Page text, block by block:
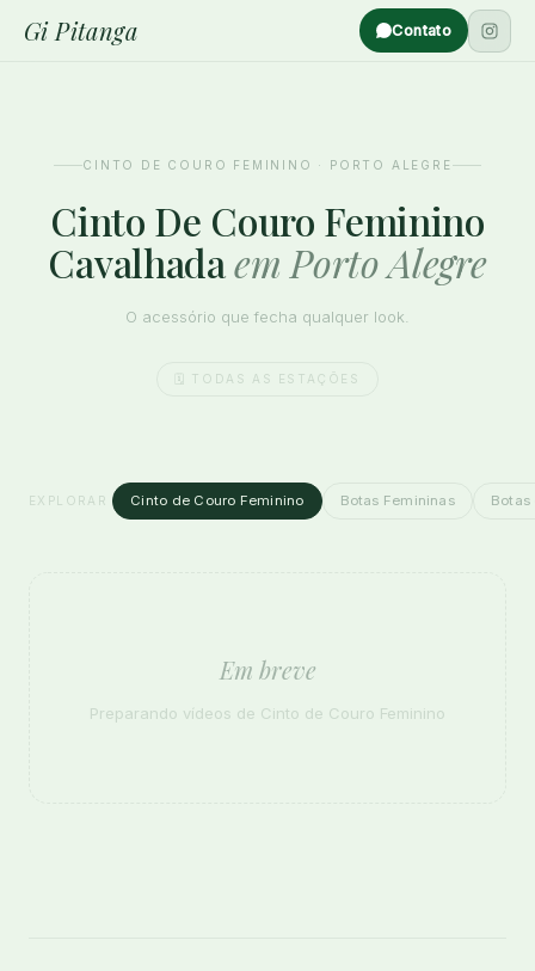
Gi Pitanga Contato
CINTO DE COURO FEMININO · PORTO ALEGRE
Cinto De Couro Feminino
Cavalhadaem Porto Alegre
O acessório que fecha qualquer look.
🗓️ TODAS AS ESTAÇÕES
Cinto de Couro Feminino Botas Femininas Botas
Em breve
Preparando vídeos de Cinto de Couro Feminino